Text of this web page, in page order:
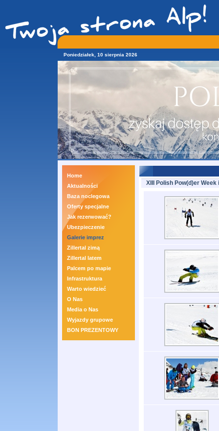
Poniedziałek, 10 sierpnia 2026
Home
Aktualności
Baza noclegowa
Oferty specjalne
Jak rezerwować?
Ubezpieczenie
Galerie imprez
Zillertal zimą
Zillertal latem
Palcem po mapie
Infrastruktura
Warto wiedzieć
O Nas
Media o Nas
Wyjazdy grupowe
BON PREZENTOWY
XIII Polish Pow(d)er